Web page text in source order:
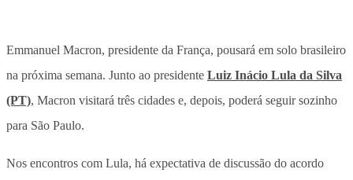
Emmanuel Macron, presidente da França, pousará em solo brasileiro
na próxima semana. Junto ao presidente Luiz Inácio Lula da Silva
(PT), Macron visitará três cidades e, depois, poderá seguir sozinho
para São Paulo.
Nos encontros com Lula, há expectativa de discussão do acordo